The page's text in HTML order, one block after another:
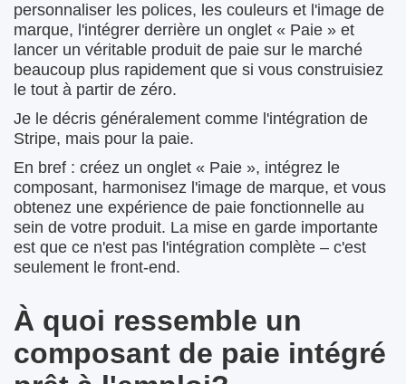
personnaliser les polices, les couleurs et l'image de
marque, l'intégrer derrière un onglet « Paie » et
lancer un véritable produit de paie sur le marché
beaucoup plus rapidement que si vous construisiez
le tout à partir de zéro.
Je le décris généralement comme l'intégration de
Stripe, mais pour la paie.
En bref : créez un onglet « Paie », intégrez le
composant, harmonisez l'image de marque, et vous
obtenez une expérience de paie fonctionnelle au
sein de votre produit. La mise en garde importante
est que ce n'est pas l'intégration complète – c'est
seulement le front-end.
À quoi ressemble un
composant de paie intégré